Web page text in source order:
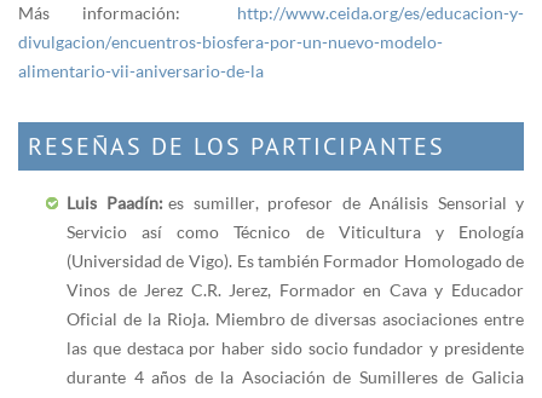
Más información: http://www.ceida.org/es/educacion-y-
divulgacion/encuentros-biosfera-por-un-nuevo-modelo-
alimentario-vii-aniversario-de-la
RESEÑAS DE LOS PARTICIPANTES
Luis Paadín: es sumiller, profesor de Análisis Sensorial y
Servicio así como Técnico de Viticultura y Enología
(Universidad de Vigo). Es también Formador Homologado de
Vinos de Jerez C.R. Jerez, Formador en Cava y Educador
Oficial de la Rioja. Miembro de diversas asociaciones entre
las que destaca por haber sido socio fundador y presidente
durante 4 años de la Asociación de Sumilleres de Galicia